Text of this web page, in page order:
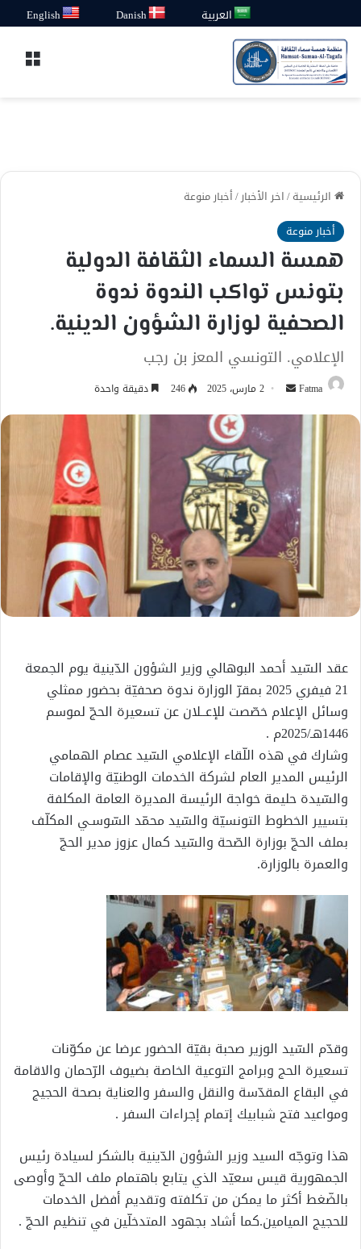
العربية Danish
English
الرئيسية/اخر الأخبار/أخبار منوعة
أخبار منوعة
همسة السماء الثقافة الدولية
بتونس تواكب الندوة ندوة
الصحفية لوزارة الشؤون الدينية.
الإعلامي. التونسي المعز بن رجب
Fatma
أرسل
إلكترونيا
2 مارس، 2025 246 دقيقة واحدة
عقد السّيد أحمد البوهالي وزير الشؤون الدّينية يوم الجمعة
21 فيفري 2025 بمقرّ الوزارة ندوة صحفيّة بحضور ممثلي
وسائل الإعلام خصّصت للإعــلان عن تسعيرة الحجّ لموسم
1446هـ/2025م .
وشارك في هذه اللّقاء الإعلامي السّيد عصام الهمامي
الرئيس المدير العام لشركة الخدمات الوطنيّة والإقامات
والسّيدة حليمة خواجة الرئيسة المديرة العامة المكلفة
بتسيير الخطوط التونسيّة والسّيد محمّد السّوسـي المكلّف
بملف الحجّ بوزارة الصّحة والسّيد كمال عزوز مدير الحجّ
والعمرة بالوزارة.
وقدّم السّيد الوزير صحبة بقيّة الحضور عرضا عن مكوّنات
تسعيرة الحج وبرامج التوعية الخاصة بضيوف الرّحمان والاقامة
في البقاع المقدّسة والنقل والسفر والعناية بصحة الحجيج
ومواعيد فتح شبابيك إتمام إجراءات السفر .
هذا وتوجّه السيد وزير الشؤون الدّينية بالشكر لسيادة رئيس
الجمهورية قيس سعيّد الذي يتابع باهتمام ملف الحجّ وأوصى
بالضّغط أكثر ما يمكن من تكلفته وتقديم أفضل الخدمات
للحجيج الميامين.كما أشاد بجهود المتدخلّين في تنظيم الحجّ .